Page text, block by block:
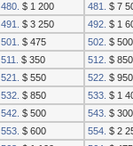
480. $ 1 200 481.
$ 7
491. $ 3 250 492. $ 1
501. $ 475 502. $ 500
511. $ 350 512. $ 850
521. $ 550 522. $ 950
532. $ 850 533. $ 1
542. $ 500 543. $ 300
553. $ 600 554. $ 2